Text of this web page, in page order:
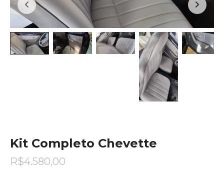
Kit Completo Chevette
R$4.580,00